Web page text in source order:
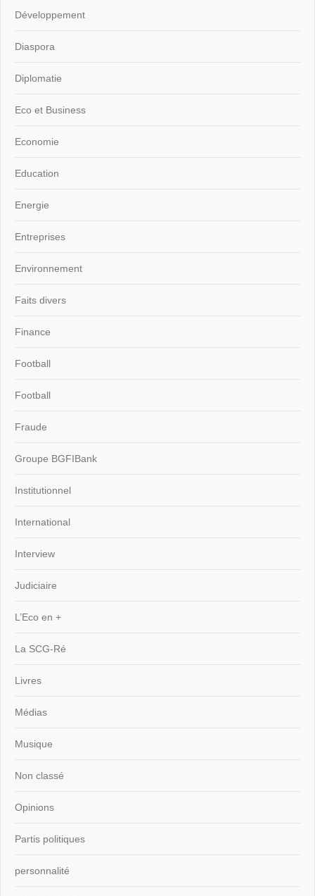
Développement
Diaspora
Diplomatie
Eco et Business
Economie
Education
Energie
Entreprises
Environnement
Faits divers
Finance
Football
Football
Fraude
Groupe BGFIBank
Institutionnel
International
Interview
Judiciaire
L’Eco en +
La SCG-Ré
Livres
Médias
Musique
Non classé
Opinions
Partis politiques
personnalité